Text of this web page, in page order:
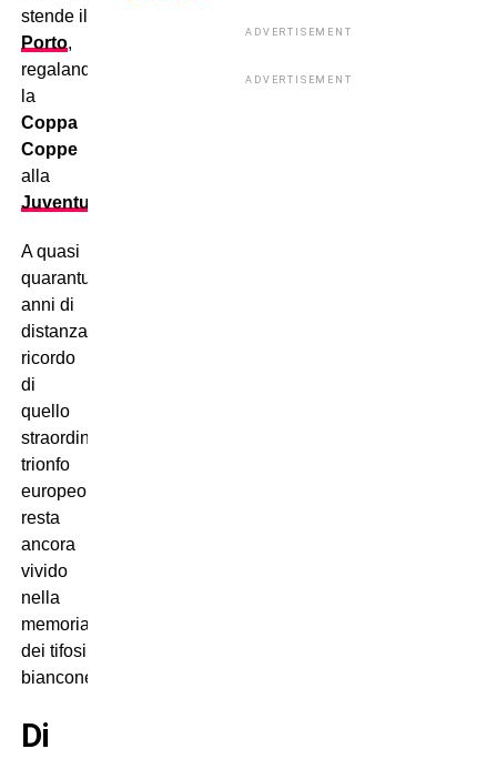
stende il
Porto,
regalando
la
Coppa
Coppe
alla
Juventus
A quasi
quarantun
anni di
distanza,
ricordo
di
quello
straordinario
trionfo
europeo
resta
ancora
vivido
nella
memoria
dei tifosi
bianconeri…
Di
ADVERTISEMENT
ADVERTISEMENT